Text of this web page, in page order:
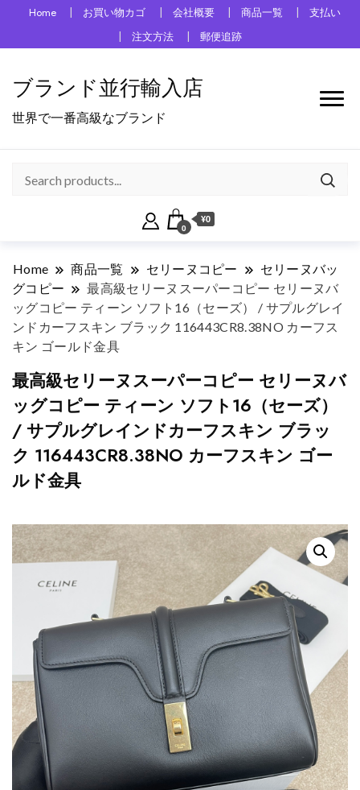
Home お買い物カゴ 会社概要 商品一覧
支払い
注文方法
郵便追跡
ブランド並行輸入店
世界で一番高級なブランド
0
¥0
Home 商品一覧 セリーヌコピー
セリーヌバッ
グコピー
最高級セリーヌスーパーコピー セリーヌバ
ッグコピー ティーン ソフト16（セーズ） / サプルグレイ
ンドカーフスキン ブラック 116443CR8.38NO カーフス
キン ゴールド金具
最高級セリーヌスーパーコピー セリーヌバ
ッグコピー ティーン ソフト16（セーズ）
/ サプルグレインドカーフスキン ブラッ
ク 116443CR8.38NO カーフスキン ゴー
ルド金具